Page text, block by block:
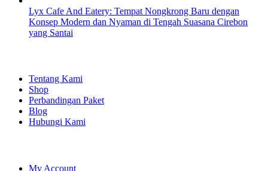
Lyx Cafe And Eatery: Tempat Nongkrong Baru dengan
Konsep Modern dan Nyaman di Tengah Suasana Cirebon
yang Santai
Tentang Kami
Shop
Perbandingan Paket
Blog
Hubungi Kami
My Account